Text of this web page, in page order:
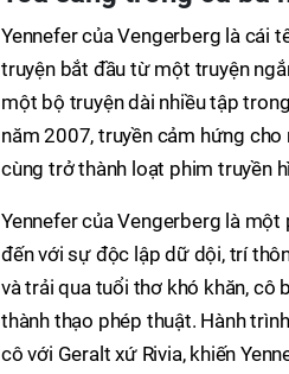
Yennefer của Vengerberg là cái
truyện bắt đầu từ một truyện
một bộ truyện dài nhiều tập
năm 2007, truyền cảm hứng cho
cùng trở thành loạt phim truyền
Yennefer của Vengerberg là
đến với sự độc lập dữ dội, trí
và trải qua tuổi thơ khó khăn, cô
thành thạo phép thuật. Hành
cô với Geralt xứ Rivia, khiến